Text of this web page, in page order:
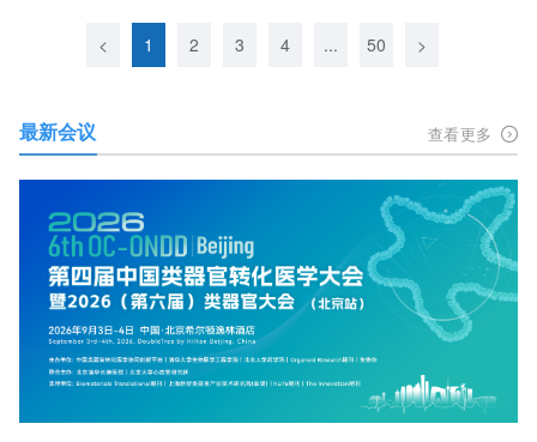
< 1 2 3 4 ... 50 >
最新会议 查看更多